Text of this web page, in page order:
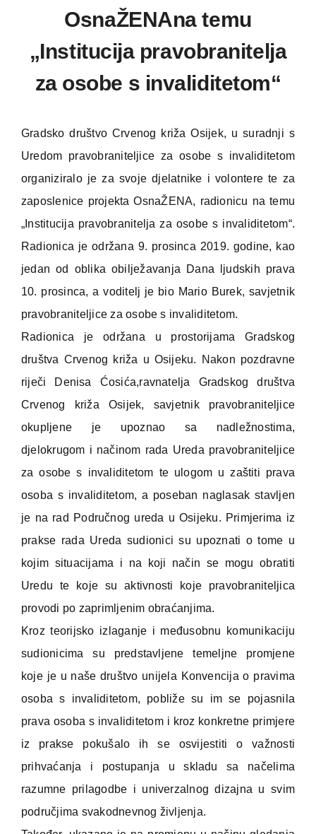
OsnaŽENAna temu
„Institucija pravobranitelja
za osobe s invaliditetom“
Gradsko društvo Crvenog križa Osijek, u suradnji s
Uredom pravobraniteljice za osobe s invaliditetom
organiziralo je za svoje djelatnike i volontere te za
zaposlenice projekta OsnaŽENA, radionicu na temu
„Institucija pravobranitelja za osobe s invaliditetom“.
Radionica je održana 9. prosinca 2019. godine, kao
jedan od oblika obilježavanja Dana ljudskih prava
10. prosinca, a voditelj je bio Mario Burek, savjetnik
pravobraniteljice za osobe s invaliditetom.
Radionica je održana u prostorijama Gradskog
društva Crvenog križa u Osijeku. Nakon pozdravne
riječi Denisa Ćosića,ravnatelja Gradskog društva
Crvenog križa Osijek, savjetnik pravobraniteljice
okupljene je upoznao sa nadležnostima,
djelokrugom i načinom rada Ureda pravobraniteljice
za osobe s invaliditetom te ulogom u zaštiti prava
osoba s invaliditetom, a poseban naglasak stavljen
je na rad Područnog ureda u Osijeku. Primjerima iz
prakse rada Ureda sudionici su upoznati o tome u
kojim situacijama i na koji način se mogu obratiti
Uredu te koje su aktivnosti koje pravobraniteljica
provodi po zaprimljenim obraćanjima.
Kroz teorijsko izlaganje i međusobnu komunikaciju
sudionicima su predstavljene temeljne promjene
koje je u naše društvo unijela Konvencija o pravima
osoba s invaliditetom, pobliže su im se pojasnila
prava osoba s invaliditetom i kroz konkretne primjere
iz prakse pokušalo ih se osvijestiti o važnosti
prihvaćanja i postupanja u skladu sa načelima
razumne prilagodbe i univerzalnog dizajna u svim
područjima svakodnevnog življenja.